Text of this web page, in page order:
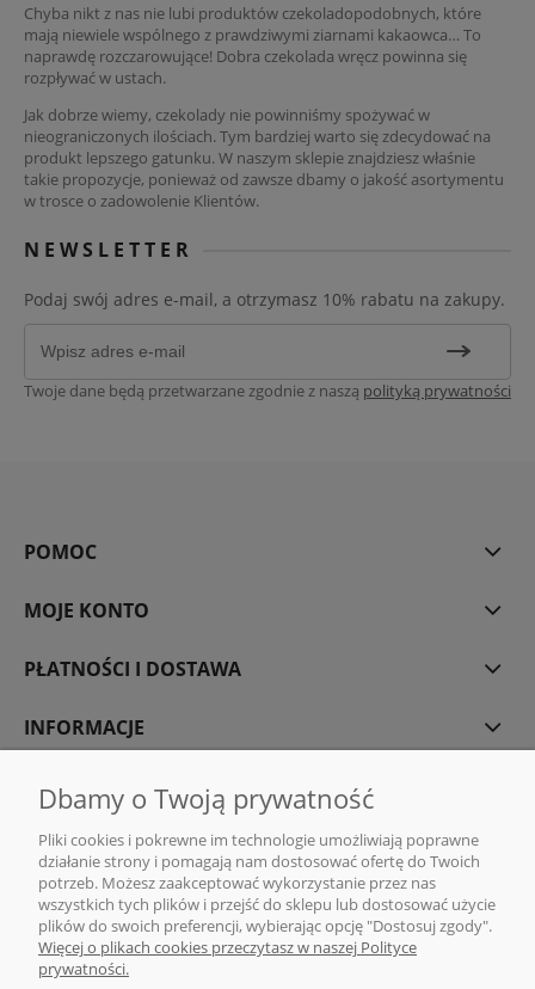
Chyba nikt z nas nie lubi produktów czekoladopodobnych, które
mają niewiele wspólnego z prawdziwymi ziarnami kakaowca… To
naprawdę rozczarowujące! Dobra czekolada wręcz powinna się
rozpływać w ustach.
Jak dobrze wiemy, czekolady nie powinniśmy spożywać w
nieograniczonych ilościach. Tym bardziej warto się zdecydować na
produkt lepszego gatunku. W naszym sklepie znajdziesz właśnie
takie propozycje, ponieważ od zawsze dbamy o jakość asortymentu
w trosce o zadowolenie Klientów.
NEWSLETTER
Podaj swój adres e-mail, a otrzymasz 10% rabatu na zakupy.
Twoje dane będą przetwarzane zgodnie z naszą polityką prywatności
POMOC
MOJE KONTO
PŁATNOŚCI I DOSTAWA
INFORMACJE
O NAS
DMG MONIKA GAWENDA | Sklep internetowy z kawą i herbatą | ul. Rajska
10, 80-850 Gdańsk |sklep@dmg-herbaty.pl|665 775 077| NIP:5832029548
| REGON:192639641
Dbamy o Twoją prywatność
Pliki cookies i pokrewne im technologie umożliwiają poprawne
działanie strony i pomagają nam dostosować ofertę do Twoich
potrzeb. Możesz zaakceptować wykorzystanie przez nas
wszystkich tych plików i przejść do sklepu lub dostosować użycie
plików do swoich preferencji, wybierając opcję "Dostosuj zgody".
Więcej o plikach cookies przeczytasz w naszej Polityce
prywatności.